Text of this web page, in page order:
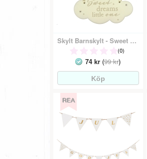
Skylt Barnskylt - Sweet Dreams
(0)
74 kr (99 kr)